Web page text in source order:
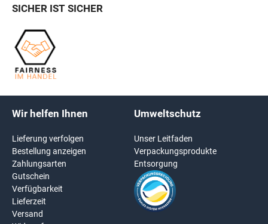
SICHER IST SICHER
Wir helfen Ihnen
Lieferung verfolgen
Bestellung anzeigen
Zahlungsarten
Gutschein
Verfügbarkeit
Lieferzeit
Versand
Umweltschutz
Unser Leitfaden
Verpackungsprodukte
Entsorgung